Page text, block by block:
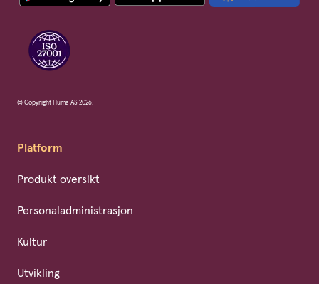
© Copyright Huma AS 2026.
Platform
Produkt oversikt
Personaladministrasjon
Kultur
Utvikling